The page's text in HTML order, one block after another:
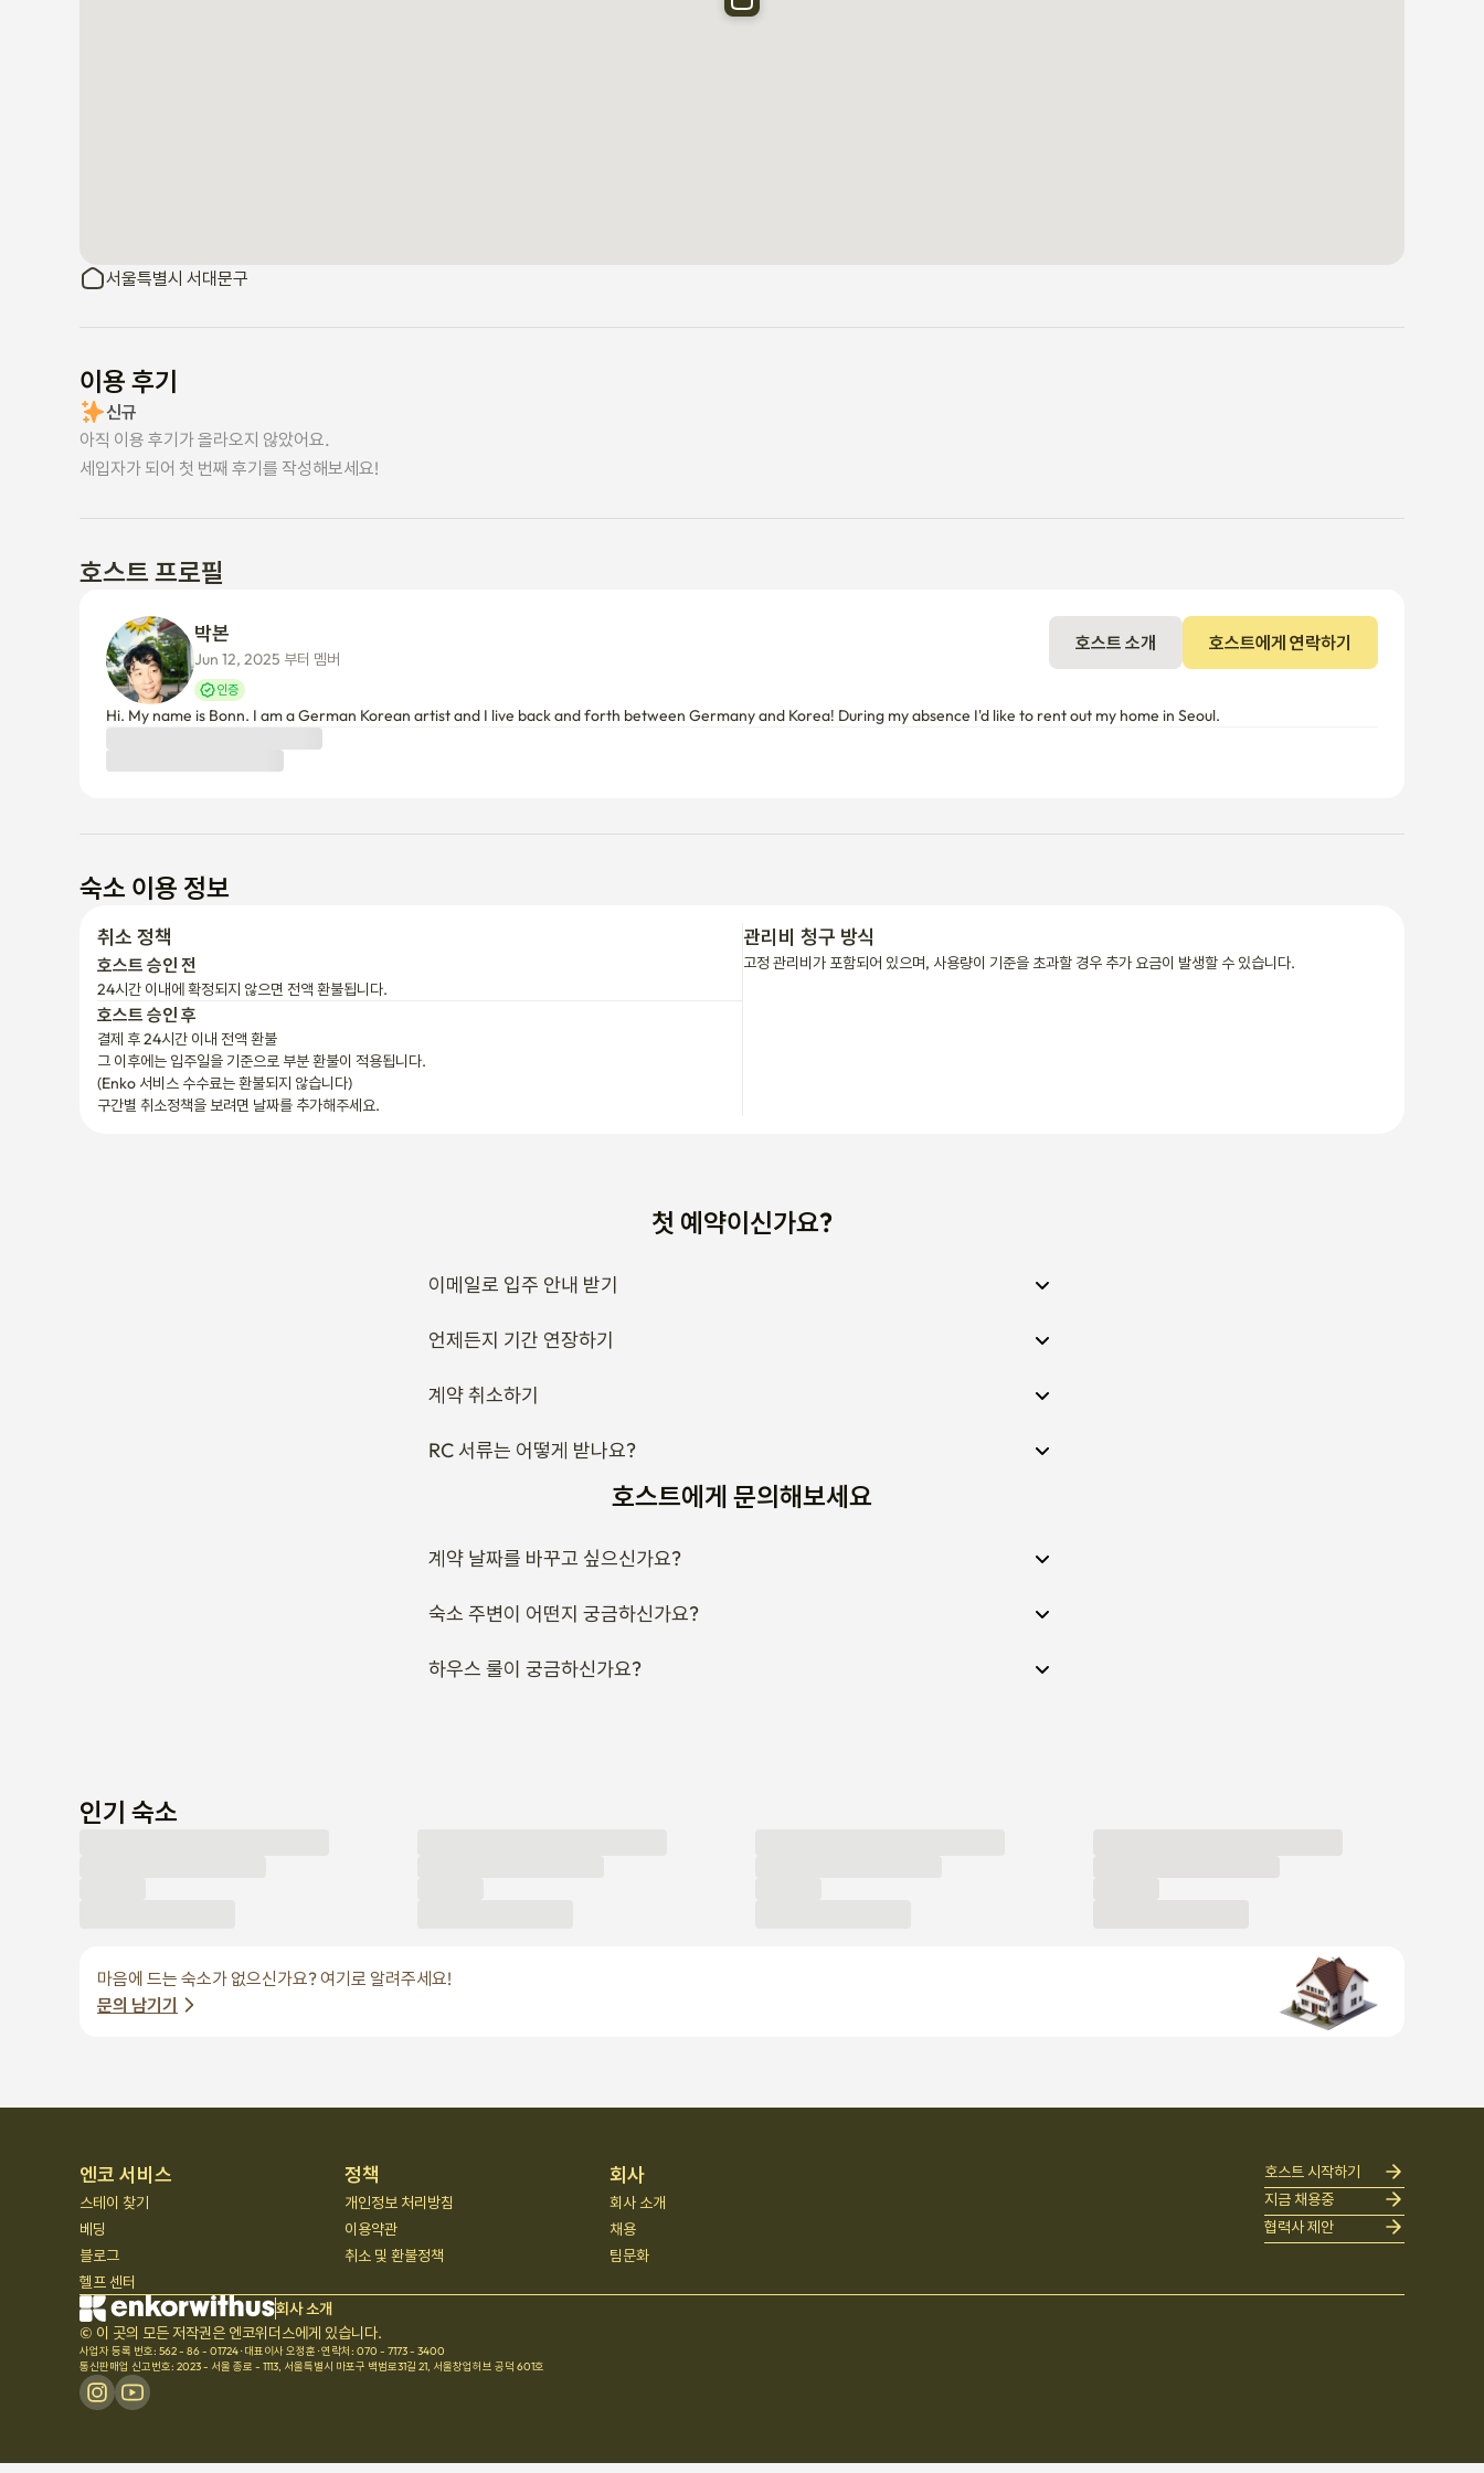
서울특별시 서대문구
이용 후기
신규
아직 이용 후기가 올라오지 않았어요.
세입자가 되어 첫 번째 후기를 작성해보세요!
호스트 프로필
Jun 12, 2025 부터 멤버
인증
호스트 소개 호스트에게 연락하기
Hi. My name is Bonn. I am a German Korean artist and I live back and forth between Germany and Korea! During my absence I'd like to rent out my home in Seoul.
숙소 이용 정보
취소 정책
24시간 이내에 확정되지 않으면 전액 환불됩니다.
호스트 승인 후
결제 후 24시간 이내 전액 환불
그 이후에는 입주일을 기준으로 부분 환불이 적용됩니다.
(Enko 서비스 수수료는 환불되지 않습니다)
구간별 취소정책을 보려면 날짜를 추가해주세요.
언제든지 기간 연장하기
계약 취소하기
RC 서류는 어떻게 받나요?
호스트에게 문의해보세요
계약 날짜를 바꾸고 싶으신가요?
숙소 주변이 어떤지 궁금하신가요?
하우스 룰이 궁금하신가요?
베딩
블로그
헬프 센터
이용약관
취소 및 환불정책
채용
팀문화
협력사 제안
© 이 곳의 모든 저작권은 엔코위더스에게 있습니다.
사업자 등록 번호: 562 - 86 - 01724·대표이사 오정훈·연락처: 070 - 7173 - 3400
통신판매업 신고번호: 2023 - 서울 종로 - 1113
서울특별시 마포구 백범로31길 21, 서울창업허브 공덕 601호